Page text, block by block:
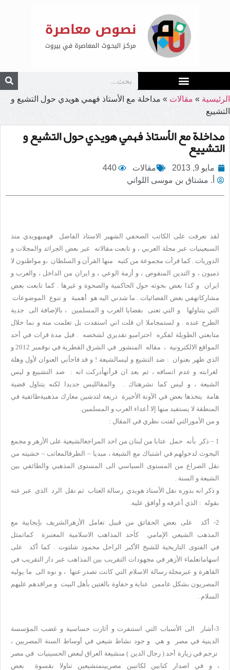
الرئيسية » مقالات » مداخلة مع الأستاذ فهمي هويدي حول التشيع و
التشييع
مداخلة مع الأستاذ فهمي هويدي حول التشيع و
التشييع
مايو 9, 2013 مقالات
440
أ. مشتاق بن موسى اللواتي
لقد تعرفت على الكاتب الصحفي الشهير الاستاذ الفاضل فهميهويدي منذ
السبعينيات عبر مجلة العربي ، و تابعت مقالاته عبر بعض الجرائد والمجلات و
الدوريات . كما قرأت مجموعة من كتبه منها القرآن و السلطان ،و مواطنون لا
ذميون ، و التدين المنقوص ، و أزمة الوعي ، و ايران من الداخل ، والعرب و
ايران و كذا بعض بحوثه حول الحاكمية والصحوة و غيرها . كما تابعت بعض
مشاركاتهفي بعض الفضائيات . ما شدني اليه هو أهمية و تنوع الموضوعات
التي يتناولها و التي تعنى بقضايا العرب و المسلمين ، بالإضافة الى جدية
الطرح عنده . و لستمجاملا ان قلت اني استفدت بل تعلمت منه و نما خلال
متابعتي الطويلة لفكره احتراميو تقديري لشخصه . قبل مدة قرات في أحد
المواقع الالكترونية ، مقاله المنشور في الشرق القطرية في نوفمبر 2012 و
الذي ظهر بعنوان : ضد التشيع و ليسالشيعة ! و قد فاجأني العنوان لأول وهلة
لغرابته و عدم اتساقه ، ثم بعد ان قرأتهأدركت انه : ضد التشييع و ليس
الشيعة ، و ليس كما نشرهناك . والمقالليس جديدا لكنه يتناول قضية
هامة يتخذها بعض في الآونة الأخيرة ذريعة لتدشين معارك مذهبيةطائفية في
المنطقة لا يستفيد منها إلا أعداء العرب و المسلمين.
و من الأمورالتي لفتت نظري في المقال :
1 – ذكر بأنه حمل عتابا من لبنان من احد المراجعالشيعية على الأزهر و مجمع
البحوث لدخولهم في اشتباك مع الشيعة ، مبديا – الطرفالمعاتب – خشيته من
نقل الصراع من المستوى السياسي الى المستوى المذهبي والطائفي بين
الشيعة و السنة .
و ذكر انه بدوره نقل الأستاذ هويدي رسالة العتاب ثم نقل الرد الذي عبر عنه
بقوله : الذي أعرفه و أوافق عليه.
2- أكد على بعض الحقائق من قبيل تعامل الأزهرالشريف بإيجابية مع
المذهب الشيعي الإمامي كأحد المذاهب الاسلامية المعتبرة كماتمثل
في الفتوى التاريخية للشيخ الأكبر الراحل محمود شلتوت . كما أكد على
اسهاماتعلماء الأزهر في مجهودات التقريب بين المذاهب عبر دار التقريب في
القاهرة و عبرمجلة رسالة الاسلام التي كانت تصدر عنها ، و نوه الى ما يوليه
المصريون بشكل عاممن عناية و حفاوة بالغتين بأهل البيت و مراقدهم عليهم
السلام .
3-أشار الى الأسباب التي استنفرت و أثارت حساسية و غضب المؤسسة
الدينية في مصر و هي و جود نشاط شيعي في أوساط السنة المصريين ،
ترجم في زيارة أحد ( رجال الدين ) منشيعة العراق لبعض الحسينيات في مصر
، و في اصدار كتابين لكاتبين مصريينمتشيعين تناولا بقسوة بعض